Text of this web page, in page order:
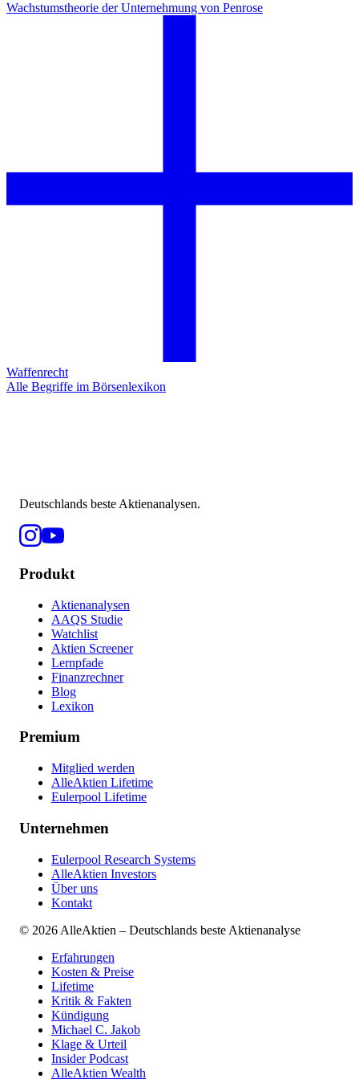
Wachstumstheorie der Unternehmung von Penrose
Waffenrecht
Alle Begriffe im Börsenlexikon
Deutschlands beste Aktienanalysen.
Produkt
Aktienanalysen
AAQS Studie
Watchlist
Aktien Screener
Lernpfade
Finanzrechner
Blog
Lexikon
Premium
Mitglied werden
AlleAktien Lifetime
Eulerpool Lifetime
Unternehmen
Eulerpool Research Systems
AlleAktien Investors
Über uns
Kontakt
© 2026 AlleAktien – Deutschlands beste Aktienanalyse
Erfahrungen
Kosten & Preise
Lifetime
Kritik & Fakten
Kündigung
Michael C. Jakob
Klage & Urteil
Insider Podcast
AlleAktien Wealth